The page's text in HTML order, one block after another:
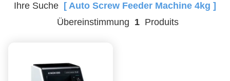
Ihre Suche [ Auto Screw Feeder Machine 4kg ]
Übereinstimmung 1Produits